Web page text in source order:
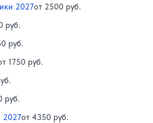
2027от 2500 руб.
руб.
руб.
1750 руб.
руб.
2027от 4350 руб.